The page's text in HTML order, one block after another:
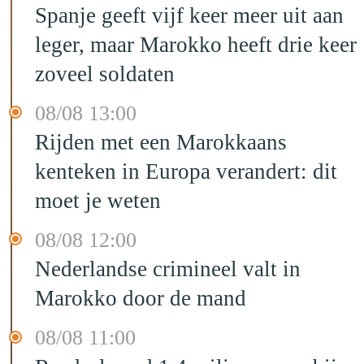
Spanje geeft vijf keer meer uit aan
leger, maar Marokko heeft drie keer
zoveel soldaten
08/08 13:00
Rijden met een Marokkaans
kenteken in Europa verandert: dit
moet je weten
08/08 12:00
Nederlandse crimineel valt in
Marokko door de mand
08/08 11:00